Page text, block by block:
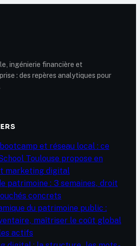
ingénierie financière et
: des repères analytiques pour
et réseau local : ce
Toulouse propose en
marketing digital
patrimoine : 3 semaines, droit
concrets
du patrimoine public :
maîtriser le coût global
actifs